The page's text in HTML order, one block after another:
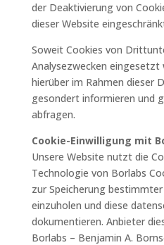
der Deaktivierung von
dieser Website
Soweit Cookies von
Analysezwecken eingesetzt
hierüber im Rahmen dieser
gesondert informieren und
abfragen.
Cookie-Einwilligung mit
Unsere Website nutzt die
Technologie von Borlabs
zur Speicherung
einzuholen und diese
dokumentieren. Anbieter
Borlabs – Benjamin A.